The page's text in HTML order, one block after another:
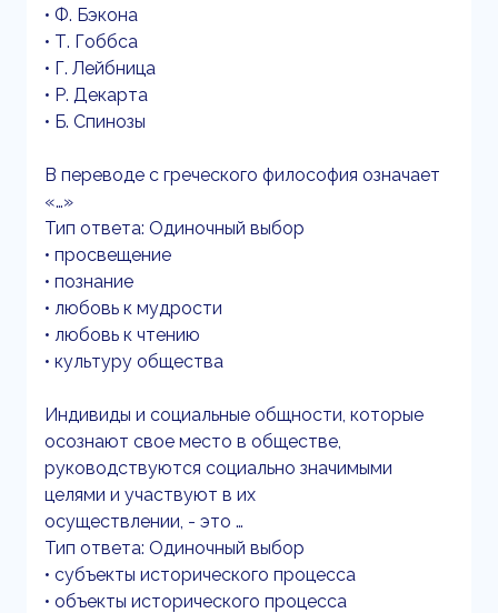
• Ф. Бэкона
• Т. Гоббса
• Г. Лейбница
• Р. Декарта
• Б. Спинозы
В переводе с греческого философия означает
«…»
Тип ответа: Одиночный выбор
• просвещение
• познание
• любовь к мудрости
• любовь к чтению
• культуру общества
Индивиды и социальные общности, которые
осознают свое место в обществе,
руководствуются социально значимыми
целями и участвуют в их
осуществлении, - это …
Тип ответа: Одиночный выбор
• субъекты исторического процесса
• объекты исторического процесса